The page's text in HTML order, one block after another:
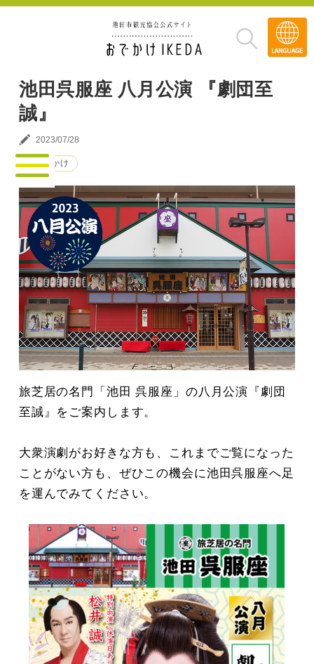
池田呉服座 八月公演 『劇団至
誠』
2023/07/28
#おでかけ
旅芝居の名門「池田 呉服座」の八月公演『劇団
至誠』をご案内します。
大衆演劇がお好きな方も、これまでご覧になった
ことがない方も、ぜひこの機会に池田呉服座へ足
を運んでみてください。
»